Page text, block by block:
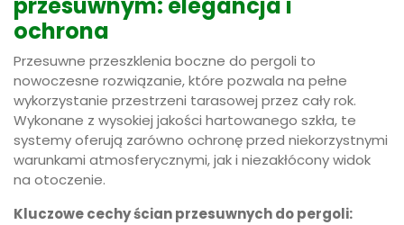
przesuwnym: elegancja i
ochrona
Przesuwne przeszklenia boczne do pergoli to
nowoczesne rozwiązanie, które pozwala na pełne
wykorzystanie przestrzeni tarasowej przez cały rok.
Wykonane z wysokiej jakości hartowanego szkła, te
systemy oferują zarówno ochronę przed niekorzystnymi
warunkami atmosferycznymi, jak i niezakłócony widok
na otoczenie.
Kluczowe cechy ścian przesuwnych do pergoli: